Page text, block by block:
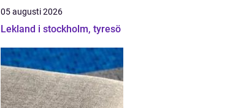
05 augusti 2026
Lekland i stockholm, tyresö